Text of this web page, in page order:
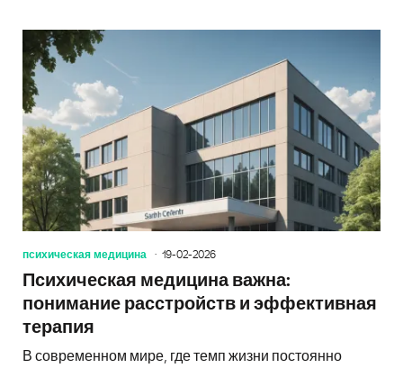
психическая медицина 19-02-2026
Психическая медицина важна:
понимание расстройств и эффективная
терапия
В современном мире, где темп жизни постоянно